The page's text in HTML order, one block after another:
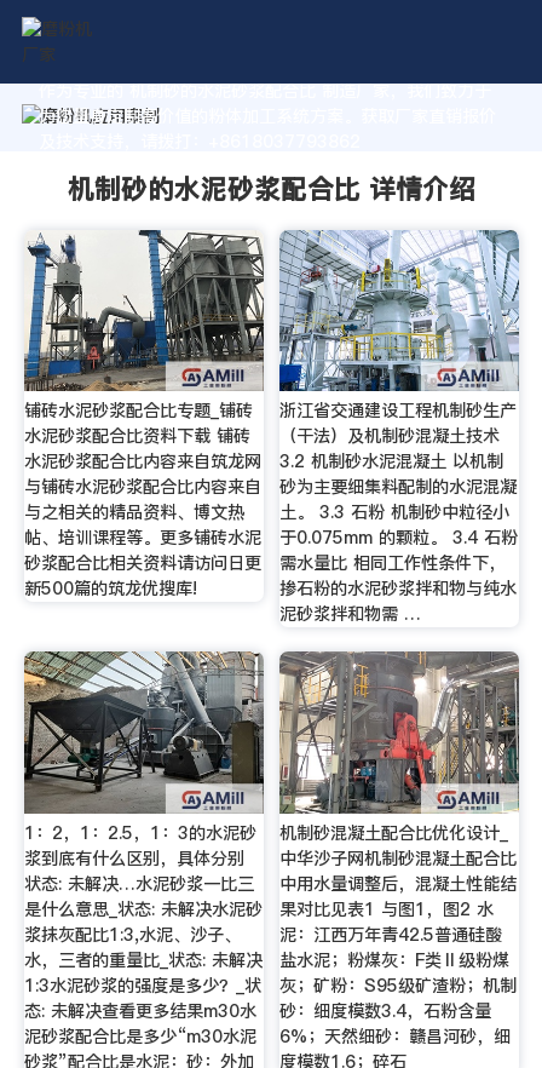
作为专业的 机制砂的水泥砂浆配合比 制造厂家，我们致力于
为您量身定制高价值的粉体加工系统方案。获取厂家直销报价
机制砂的水泥砂浆配合比 详情介绍
铺砖水泥砂浆配合比专题_铺砖
水泥砂浆配合比资料下载 铺砖
水泥砂浆配合比内容来自筑龙网
与铺砖水泥砂浆配合比内容来自
与之相关的精品资料、博文热
帖、培训课程等。更多铺砖水泥
砂浆配合比相关资料请访问日更
新500篇的筑龙优搜库!
浙江省交通建设工程机制砂生产
（干法）及机制砂混凝土技术
3.2 机制砂水泥混凝土 以机制
砂为主要细集料配制的水泥混凝
土。 3.3 石粉 机制砂中粒径小
于0.075mm 的颗粒。 3.4 石粉
需水量比 相同工作性条件下，
掺石粉的水泥砂浆拌和物与纯水
泥砂浆拌和物需 …
1：2，1：2.5，1：3的水泥砂
浆到底有什么区别，具体分别
状态: 未解决…水泥砂浆一比三
是什么意思_状态: 未解决水泥砂
浆抹灰配比1:3,水泥、沙子、
水，三者的重量比_状态: 未解决
1:3水泥砂浆的强度是多少？_状
态: 未解决查看更多结果m30水
泥砂浆配合比是多少“m30水泥
砂浆”配合比是水泥：砂：外加
机制砂混凝土配合比优化设计_
中华沙子网机制砂混凝土配合比
中用水量调整后，混凝土性能结
果对比见表1 与图1，图2 水
泥：江西万年青42.5普通硅酸
盐水泥；粉煤灰：F类Ⅱ级粉煤
灰；矿粉：S95级矿渣粉；机制
砂：细度模数3.4，石粉含量
6%；天然细砂：赣昌河砂，细
度模数1.6；碎石